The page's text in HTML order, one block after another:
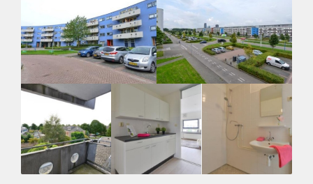
Huurtoeslag grens: Nee
Geschikt voor studenten: Afhankelijk van de Eigenaar